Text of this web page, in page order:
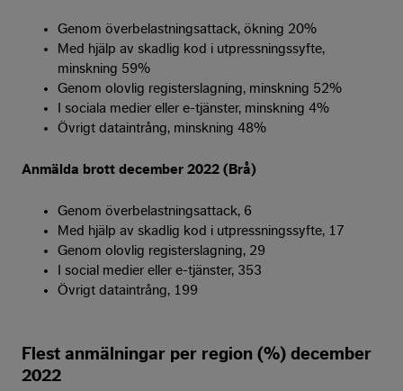
Genom överbelastningsattack, ökning 20%
Med hjälp av skadlig kod i utpressningssyfte,
minskning 59%
Genom olovlig registerslagning, minskning 52%
I sociala medier eller e-tjänster, minskning 4%
Övrigt dataintrång, minskning 48%
Anmälda brott december 2022 (Brå)
Genom överbelastningsattack, 6
Med hjälp av skadlig kod i utpressningssyfte, 17
Genom olovlig registerslagning, 29
I social medier eller e-tjänster, 353
Övrigt dataintrång, 199
Flest anmälningar per region (%) december
2022